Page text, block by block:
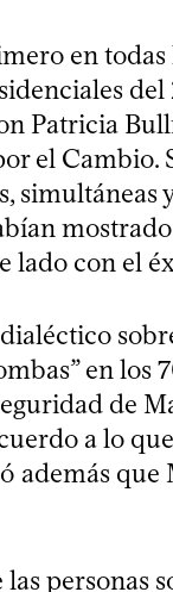
en
Patricia
el Cambio.
simultáneas
lado con el
en los
de
a lo
además
personas